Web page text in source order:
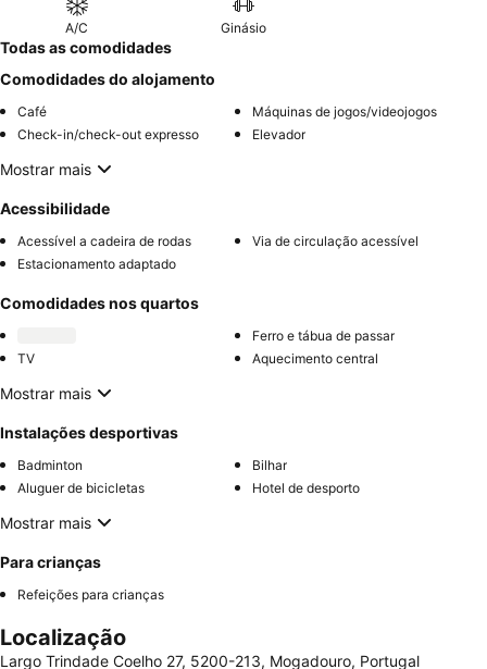
A/C Ginásio
Todas as comodidades
Comodidades do alojamento
Café
Máquinas de jogos/videojogos
Check-in/check-out expresso
Elevador
Mostrar mais
Acessibilidade
Acessível a cadeira de rodas
Via de circulação acessível
Estacionamento adaptado
Comodidades nos quartos
Ferro e tábua de passar
TV
Aquecimento central
Mostrar mais
Instalações desportivas
Badminton
Bilhar
Aluguer de bicicletas
Hotel de desporto
Mostrar mais
Para crianças
Refeições para crianças
Localização
Largo Trindade Coelho 27, 5200-213, Mogadouro, Portugal